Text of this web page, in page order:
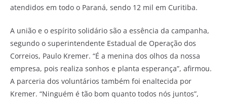
atendidos em todo o Paraná, sendo 12 mil em Curitiba.
A união e o espírito solidário são a essência da campanha,
segundo o superintendente Estadual de Operação dos
Correios, Paulo Kremer. “É a menina dos olhos da nossa
empresa, pois realiza sonhos e planta esperança”, afirmou.
A parceria dos voluntários também foi enaltecida por
Kremer. “Ninguém é tão bom quanto todos nós juntos”,